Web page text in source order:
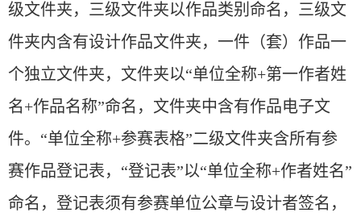
级文件夹，三级文件夹以作品类别命名，三级文
件夹内含有设计作品文件夹，一件（套）作品一
个独立文件夹，文件夹以“单位全称+第一作者姓
名+作品名称”命名，文件夹中含有作品电子文
件。“单位全称+参赛表格”二级文件夹含所有参
赛作品登记表，“登记表”以“单位全称+作者姓名”
命名，登记表须有参赛单位公章与设计者签名，